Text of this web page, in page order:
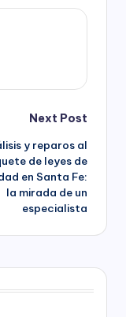
Next Post
y reparos al
de leyes de
en Santa Fe:
la mirada de un
especialista